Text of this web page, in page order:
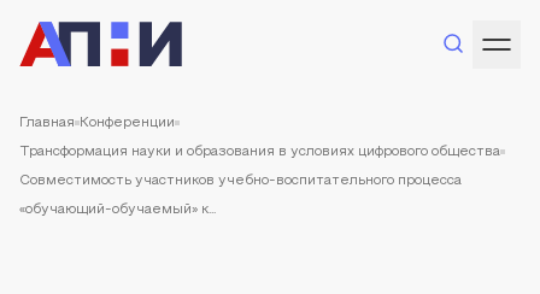
Главная Конференции
Трансформация науки и образования в условиях цифрового общества
Совместимость участников учебно-воспитательного процесса
«обучающий-обучаемый» к...